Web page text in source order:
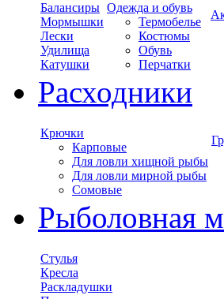
Балансиры
Мормышки
Лески
Удилища
Катушки
Одежда и обувь
Термобелье
Костюмы
Обувь
Перчатки
Расходники
Крючки
Карповые
Для ловли хищной рыбы
Для ловли мирной рыбы
Сомовые
Рыболовная
Стулья
Кресла
Раскладушки